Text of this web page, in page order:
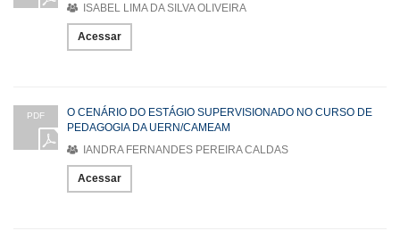
ISABEL LIMA DA SILVA OLIVEIRA
Acessar
PDF
O CENÁRIO DO ESTÁGIO SUPERVISIONADO NO CURSO DE
PEDAGOGIA DA UERN/CAMEAM
IANDRA FERNANDES PEREIRA CALDAS
Acessar